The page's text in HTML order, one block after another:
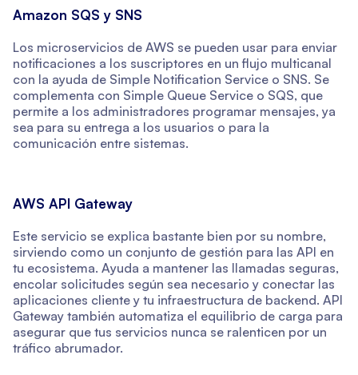
Amazon SQS y SNS
Los microservicios de AWS se pueden usar para enviar
notificaciones a los suscriptores en un flujo multicanal
con la ayuda de Simple Notification Service o SNS. Se
complementa con Simple Queue Service o SQS, que
permite a los administradores programar mensajes, ya
sea para su entrega a los usuarios o para la
comunicación entre sistemas.
AWS API Gateway
Este servicio se explica bastante bien por su nombre,
sirviendo como un conjunto de gestión para las API en
tu ecosistema. Ayuda a mantener las llamadas seguras,
encolar solicitudes según sea necesario y conectar las
aplicaciones cliente y tu infraestructura de backend. API
Gateway también automatiza el equilibrio de carga para
asegurar que tus servicios nunca se ralenticen por un
tráfico abrumador.